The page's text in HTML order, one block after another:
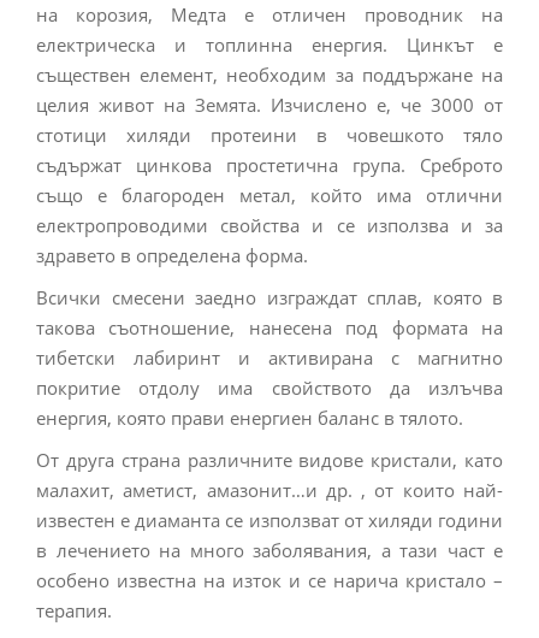
на корозия, Медта е отличен проводник на
електрическа и топлинна енергия. Цинкът е
съществен елемент, необходим за поддържане на
целия живот на Земята. Изчислено е, че 3000 от
стотици хиляди протеини в човешкото тяло
съдържат цинкова простетична група. Среброто
също е благороден метал, който има отлични
електропроводими свойства и се използва и за
здравето в определена форма.
Всички смесени заедно изграждат сплав, която в
такова съотношение, нанесена под формата на
тибетски лабиринт и активирана с магнитно
покритие отдолу има свойството да излъчва
енергия, която прави енергиен баланс в тялото.
От друга страна различните видове кристали, като
малахит, аметист, амазонит…и др. , от които най-
известен е диаманта се използват от хиляди години
в лечението на много заболявания, а тази част е
особено известна на изток и се нарича кристало –
терапия.